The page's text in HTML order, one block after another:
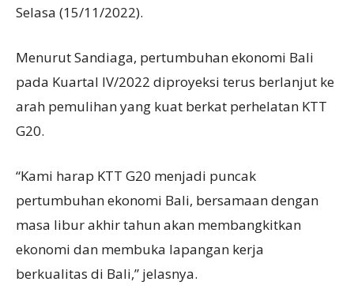
Selasa (15/11/2022).
Menurut Sandiaga, pertumbuhan ekonomi Bali
pada Kuartal IV/2022 diproyeksi terus berlanjut ke
arah pemulihan yang kuat berkat perhelatan KTT
G20.
“Kami harap KTT G20 menjadi puncak
pertumbuhan ekonomi Bali, bersamaan dengan
masa libur akhir tahun akan membangkitkan
ekonomi dan membuka lapangan kerja
berkualitas di Bali,” jelasnya.